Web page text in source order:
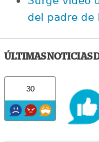
del padre de
ÚLTIMAS NOTICIAS
30